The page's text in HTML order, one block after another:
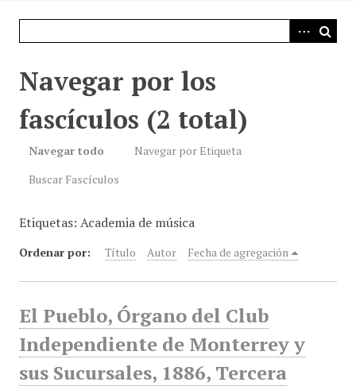
Navegar por los
fascículos (2 total)
Navegar todo
Navegar por Etiqueta
Buscar Fascículos
Etiquetas: Academia de música
Ordenar por: Título Autor Fecha de agregación
El Pueblo, Órgano del Club
Independiente de Monterrey y
sus Sucursales, 1886, Tercera